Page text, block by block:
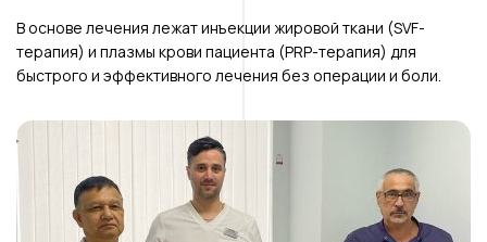
В основе лечения лежат инъекции жировой ткани (SVF-
терапия) и плазмы крови пациента (PRP-терапия) для
быстрого и эффективного лечения без операции и боли.